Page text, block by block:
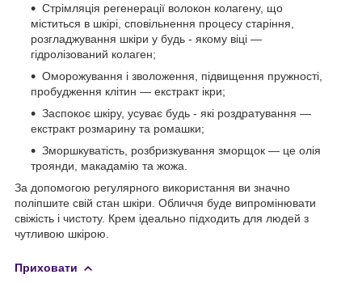
Стрімляція регенерації волокон колагену, що
міститься в шкірі, сповільнення процесу старіння,
розгладжування шкіри у будь - якому віці —
гідролізований колаген;
Оморожування і зволоження, підвищення пружності,
пробудження клітин — екстракт ікри;
Заспокоє шкіру, усуває будь - які роздратування —
екстракт розмарину та ромашки;
Зморшкуватість, розбризкування зморщок — це олія
троянди, макадамію та жожа.
За допомогою регулярного використання ви значно
поліпшите свій стан шкіри. Обличчя буде випромінювати
свіжість і чистоту. Крем ідеально підходить для людей з
чутливою шкірою.
Приховати